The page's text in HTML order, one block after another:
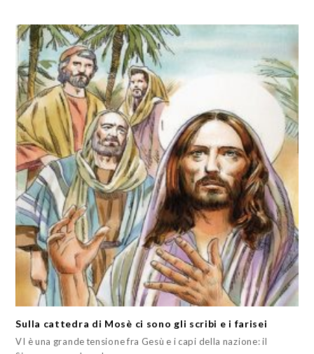
Sulla cattedra di Mosè ci sono gli scribi e i farisei
VI è una grande tensione fra Gesù e i capi della nazione: il